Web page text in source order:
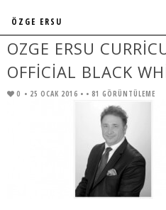
OZGE ERSU
OFFICIAL BLACK
0 • 25 OCAK 2016 • • 81 GÖRÜNTÜLEME
ÖZGE ERSU